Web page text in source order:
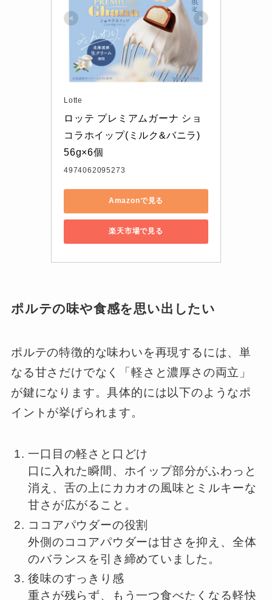
Lotte
ロッテ プレミアムガーナ ショ
コラホイップ(ミルク&バニラ)
56g×6個
4974062095273
Amazonで見る
楽天市場で見る
ポルテの味や食感を思い出したい
ポルテの特徴的な味わいを再現するには、単
なる甘さだけでなく「軽さと濃厚さの両立」
が鍵になります。具体的には以下のようなポ
イントが挙げられます。
一口目の軽さと口どけ
口に入れた瞬間、ホイップ部分がふわっと
消え、舌の上にカカオの風味とミルキーな
甘さが広がること。
ココアパウダーの役割
外側のココアパウダーは甘さを抑え、全体
のバランスを引き締めていました。
後味のすっきり感
重さが残らず、もう一つ食べたくなる軽快